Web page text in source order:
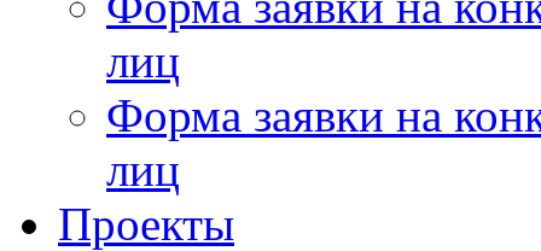
лиц
Форма заявки на
лиц
Проекты